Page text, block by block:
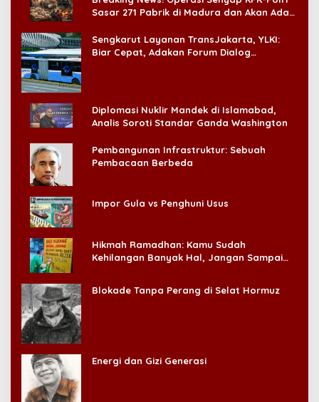
Sasar 271 Pabrik di Madura dan Akan Ada
Sengkarut Layanan TransJakarta, YLKI:
Biar Cepat, Adakan Forum Dialog
Diplomasi Nuklir Mandek di Islamabad,
Analis Soroti Standar Ganda Washington
Pembangunan Infrastruktur: Sebuah
Pembacaan Berbeda
Impor Gula vs Penghuni Usus
Hikmah Ramadhan: Kamu Sudah
Kehilangan Banyak Hal, Jangan Sampai
Blokade Tanpa Perang di Selat Hormuz
Energi dan Gizi Generasi